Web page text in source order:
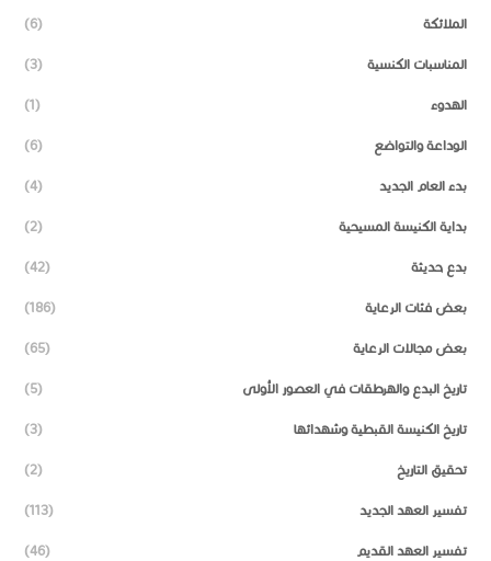
الملائكة (6)
المناسبات الكنسية (3)
الهدوء (1)
الوداعة والتواضع (6)
بدء العام الجديد (4)
بداية الكنيسة المسيحية (2)
بدع حديثة (42)
بعض فئات الرعاية (186)
بعض مجالات الرعاية (65)
تاريخ البدع والهرطقات في العصور الأولى (5)
تاريخ الكنيسة القبطية وشهدائها (3)
تحقيق التاريخ (2)
تفسير العهد الجديد (113)
تفسير العهد القديم (46)